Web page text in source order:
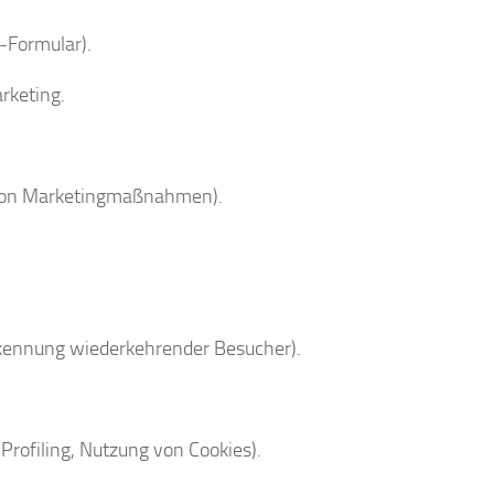
Formular).
Marketingmaßnahmen).
wiederkehrender Besucher).
Nutzung von Cookies).